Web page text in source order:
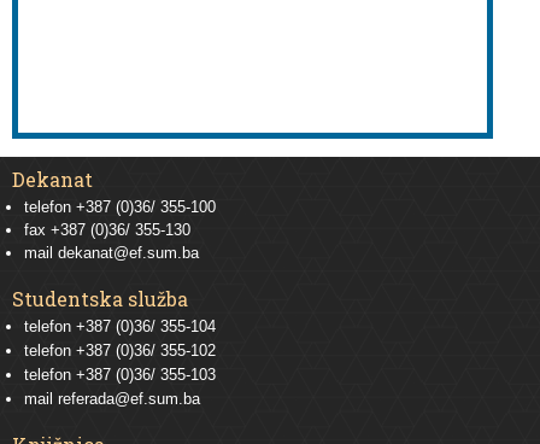
Dekanat
telefon +387 (0)36/ 355-100
fax +387 (0)36/ 355-130
mail dekanat@ef.sum.ba
Studentska služba
telefon +387 (0)36/ 355-104
telefon +387 (0)36/ 355-102
telefon +387 (0)36/ 355-103
mail referada@ef.sum.ba